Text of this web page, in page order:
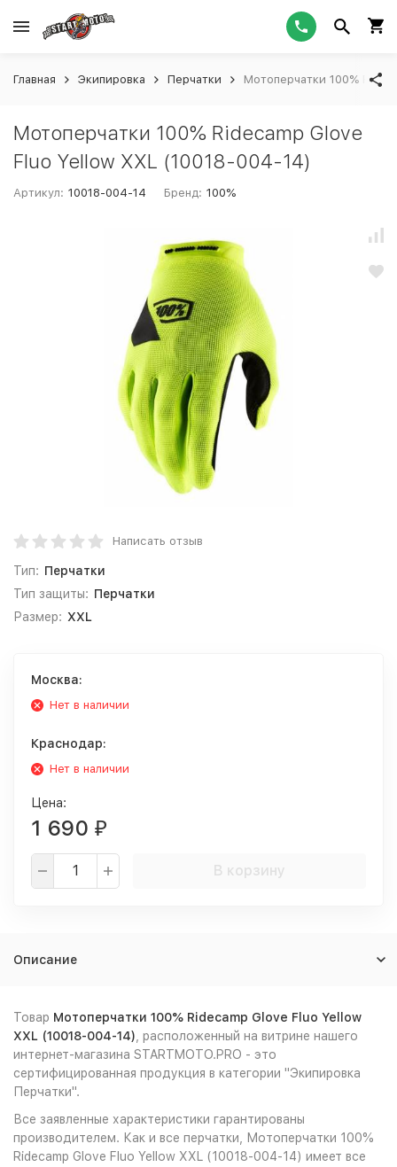
Главная Экипировка Перчатки Мотоперчатки 100%
Мотоперчатки 100% Ridecamp Glove
Fluo Yellow XXL (10018-004-14)
Артикул: 10018-004-14 Бренд: 100%
Написать отзыв
Тип: Перчатки
Тип защиты: Перчатки
Размер: XXL
Москва:
Нет в наличии
Краснодар:
Нет в наличии
Цена:
1 690 ₽
В корзину
Описание
Товар Мотоперчатки 100% Ridecamp Glove Fluo Yellow
XXL (10018-004-14) , расположенный на витрине нашего
интернет-магазина STARTMOTO.PRO - это
сертифицированная продукция в категории "Экипировка
Перчатки".
Все заявленные характеристики гарантированы
производителем. Как и все перчатки, Мотоперчатки 100%
Ridecamp Glove Fluo Yellow XXL (10018-004-14) имеет все